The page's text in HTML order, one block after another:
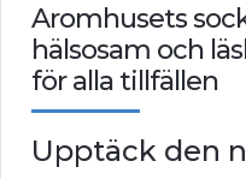
Aromhusets
hälsosam och
för alla tillfällen
Upptäck den